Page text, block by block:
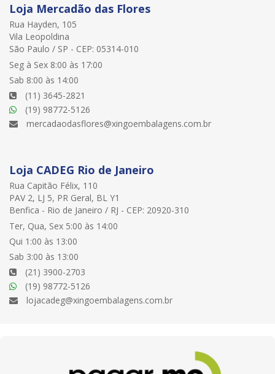
Loja Mercadão das Flores
Rua Hayden, 105
Vila Leopoldina
São Paulo / SP - CEP: 05314-010
Seg à Sex 8:00 às 17:00
Sab 8:00 às 14:00
(11) 3645-2821
(19) 98772-5126
mercadaodasflores@xingoembalagens.com.br
Loja CADEG Rio de Janeiro
Rua Capitão Félix, 110
PAV 2, LJ 5, PR Geral, BL Y1
Benfica - Rio de Janeiro / RJ - CEP: 20920-310
Ter, Qua, Sex 5:00 às 14:00
Qui 1:00 às 13:00
Sab 3:00 às 13:00
(21) 3900-2703
(19) 98772-5126
lojacadeg@xingoembalagens.com.br